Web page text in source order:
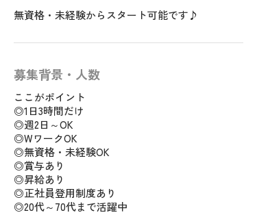
無資格・未経験からスタート可能です♪
募集背景・人数
ここがポイント
◎1日3時間だけ
◎週2日～OK
◎WワークOK
◎無資格・未経験OK
◎賞与あり
◎昇給あり
◎正社員登用制度あり
◎20代～70代まで活躍中